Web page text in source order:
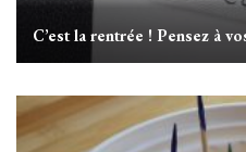
C’est la rentrée ! Pensez à